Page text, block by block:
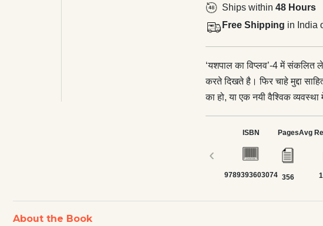
Ships within48 Hours
Free Shipping in India
‘यशपाल का विप्लव’-4 में संकलित
करते दिखते है। फिर चाहे मुद्दा
का हो, या एक नयी वैश्विक
नामुमकिन है। इस लिहाज़ से
उकेरता है—एक ऐसी पृष्ठभूमि जो
पोषित करता आई है।</p>
जो अपनी लेखनी में तटस्थ
‹
ISBN
9789393603074
Pages
356
Avg
About the Book